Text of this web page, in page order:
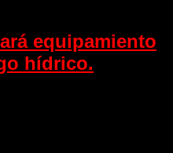
equipamiento
hídrico.